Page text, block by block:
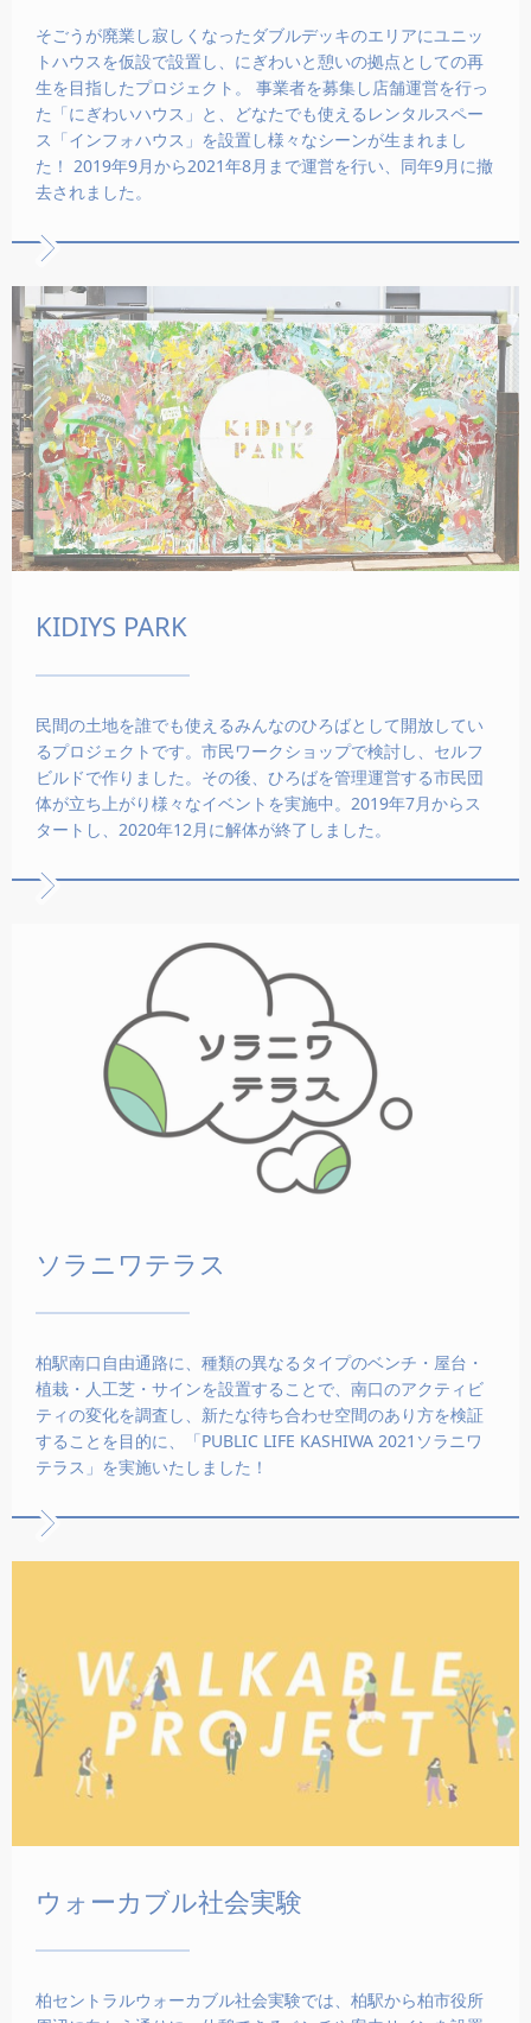
そごうが廃業し寂しくなったダブルデッキのエリアにユニッ
トハウスを仮設で設置し、にぎわいと憩いの拠点としての再
生を目指したプロジェクト。 事業者を募集し店舗運営を行っ
た「にぎわいハウス」と、どなたでも使えるレンタルスペー
ス「インフォハウス」を設置し様々なシーンが生まれまし
た！ 2019年9月から2021年8月まで運営を行い、同年9月に撤
去されました。
KIDIYS PARK
民間の土地を誰でも使えるみんなのひろばとして開放してい
るプロジェクトです。市民ワークショップで検討し、セルフ
ビルドで作りました。その後、ひろばを管理運営する市民団
体が立ち上がり様々なイベントを実施中。2019年7月からス
タートし、2020年12月に解体が終了しました。
ソラニワテラス
柏駅南口自由通路に、種類の異なるタイプのベンチ・屋台・
植栽・人工芝・サインを設置することで、南口のアクティビ
ティの変化を調査し、新たな待ち合わせ空間のあり方を検証
することを目的に、「PUBLIC LIFE KASHIWA 2021ソラニワ
テラス」を実施いたしました！
ウォーカブル社会実験
柏セントラルウォーカブル社会実験では、柏駅から柏市役所